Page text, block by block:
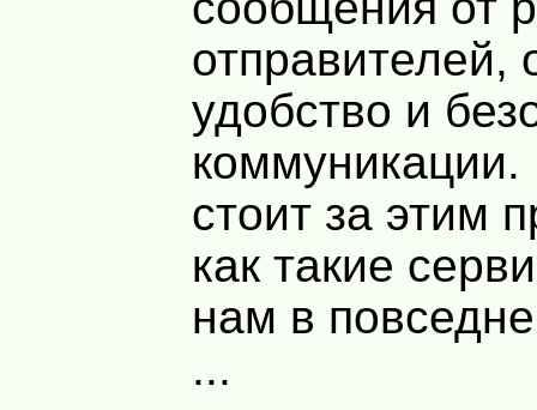
отправителей,
удобство и
стоит за этим
как такие
нам в
...